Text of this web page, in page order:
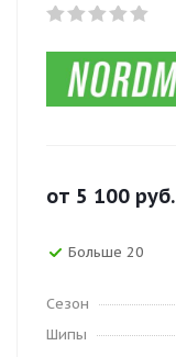
от 5 100 руб.
Больше 20
Сезон
Шипы